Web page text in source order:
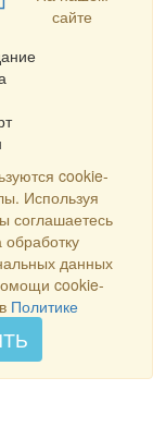
сайте
cookie-
Используя
соглашаетесь
обработку
данных
cookie-
Политике